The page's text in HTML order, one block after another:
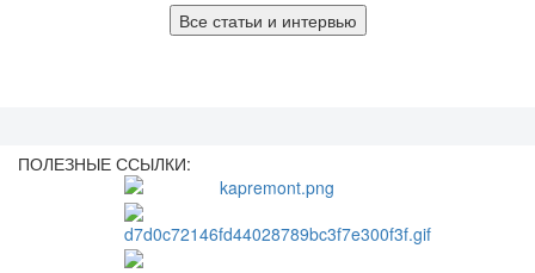
Все статьи и интервью
ПОЛЕЗНЫЕ ССЫЛКИ: